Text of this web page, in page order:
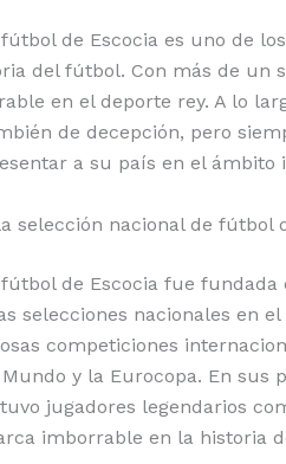
de Escocia es uno de
del fútbol. Con más de un
en el deporte rey. A lo
de decepción, pero
a su país en el ámbito
selección nacional de fútbol
de Escocia fue fundada
selecciones nacionales en
competiciones
y la Eurocopa. En sus
jugadores legendarios
imborrable en la historia